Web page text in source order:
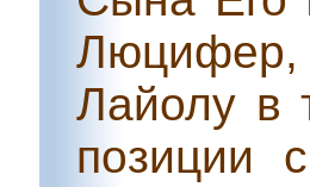
Люцифер,
Лайолу в
позиции